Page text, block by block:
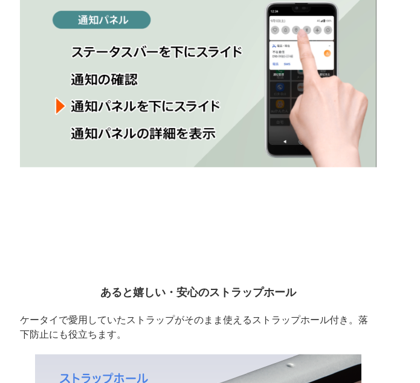
あると嬉しい・安心のストラップホール
ケータイで愛用していたストラップがそのまま使えるストラップホール付き。落
下防止にも役立ちます。